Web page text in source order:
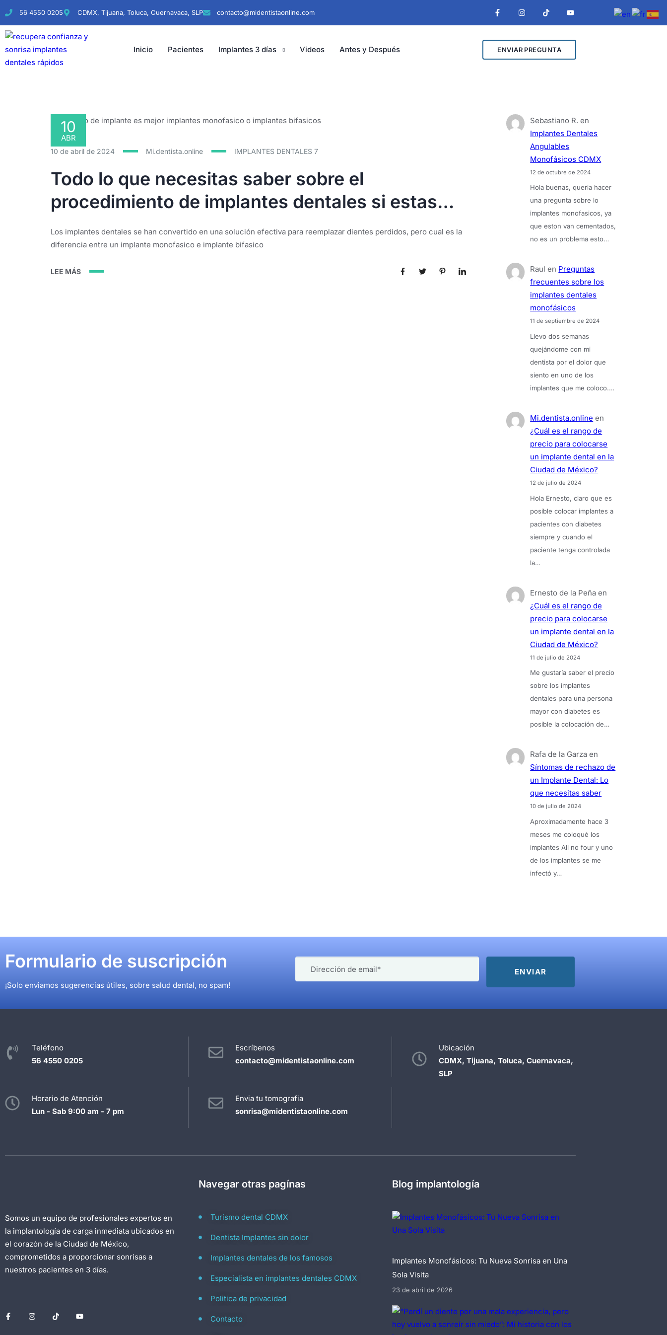
56 4550 0205 CDMX, Tijuana, Toluca, Cuernavaca, SLP contacto@midentistaonline.com
Inicio Pacientes Implantes 3 días Videos Antes y Después ENVIAR PREGUNTA
10
ABR
10 de abril de 2024 Mi.dentista.online IMPLANTES DENTALES 7
Todo lo que necesitas saber sobre el
procedimiento de implantes dentales si estas
evaluando colocarte alguno
Los implantes dentales se han convertido en una solución efectiva para reemplazar dientes perdidos, pero cual es la
diferencia entre un implante monofasico e implante bifasico
LEE MÁS
Sebastiano R. en
Implantes Dentales
Angulables
Monofásicos CDMX
12 de octubre de 2024
Hola buenas, queria hacer
una pregunta sobre lo
implantes monofasicos, ya
que eston van cementados,
no es un problema esto…
Raul en Preguntas
frecuentes sobre los
implantes dentales
monofásicos
11 de septiembre de 2024
Llevo dos semanas
quejándome con mi
dentista por el dolor que
siento en uno de los
implantes que me coloco.…
Mi.dentista.online en
¿Cuál es el rango de
precio para colocarse
un implante dental en la
Ciudad de México?
12 de julio de 2024
Hola Ernesto, claro que es
posible colocar implantes a
pacientes con diabetes
siempre y cuando el
paciente tenga controlada
la…
Ernesto de la Peña en
¿Cuál es el rango de
precio para colocarse
un implante dental en la
Ciudad de México?
11 de julio de 2024
Me gustaría saber el precio
sobre los implantes
dentales para una persona
mayor con diabetes es
posible la colocación de…
Rafa de la Garza en
Síntomas de rechazo de
un Implante Dental: Lo
que necesitas saber
10 de julio de 2024
Aproximadamente hace 3
meses me coloqué los
implantes All no four y uno
de los implantes se me
infectó y…
Formulario de suscripción
¡Solo enviamos sugerencias útiles, sobre salud dental, no spam!
Teléfono
56 4550 0205
Horario de Atención
Lun - Sab 9:00 am - 7 pm
Escríbenos
contacto@midentistaonline.com
Envia tu tomografia
sonrisa@midentistaonline.com
Ubicación
CDMX, Tijuana, Toluca, Cuernavaca,
SLP
Somos un equipo de profesionales expertos en
la implantología de carga inmediata ubicados en
el corazón de la Ciudad de México,
comprometidos a proporcionar sonrisas a
nuestros pacientes en 3 días.
Navegar otras pagínas
Turismo dental CDMX
Dentista Implantes sin dolor
Implantes dentales de los famosos
Especialista en implantes dentales CDMX
Politica de privacidad
Contacto
Blog implantología
Implantes Monofásicos: Tu Nueva Sonrisa en Una
Sola Visita
23 de abril de 2026